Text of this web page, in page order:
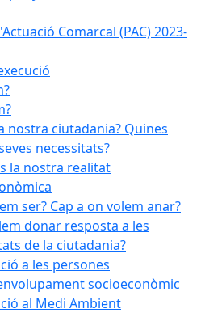
Comarcal (PAC) 2023-
nostra ciutadania? Quines
necessitats?
la nostra realitat
ser? Cap a on volem anar?
donar resposta a les
de la ciutadania?
a les persones
socioeconòmic
al Medi Ambient